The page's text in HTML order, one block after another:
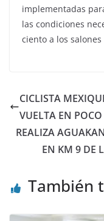
implementadas
las condiciones
ciento a los
CICLISTA
VUELTA EN
REALIZA
EN KM 9 DE
También